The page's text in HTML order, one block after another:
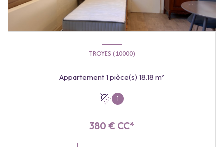
TROYES (10000)
Appartement 1 pièce(s) 18.18 m²
1
380 € CC*